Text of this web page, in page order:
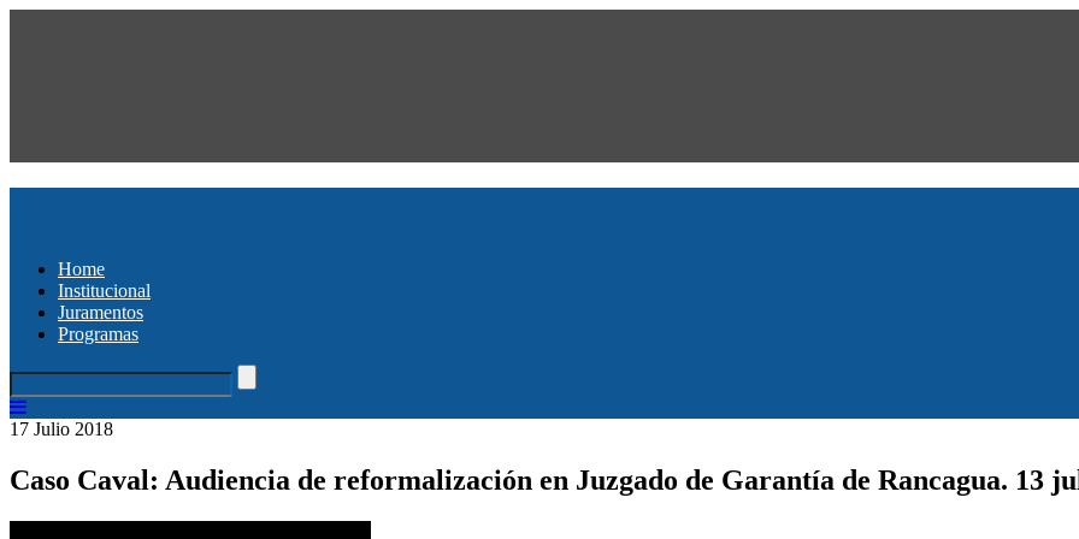
Home
Institucional
Juramentos
Programas
17 Julio 2018
Caso Caval: Audiencia de reformalización en Juzgado de Garantía de Rancagua. 13